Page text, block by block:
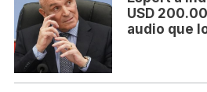
USD
audio que